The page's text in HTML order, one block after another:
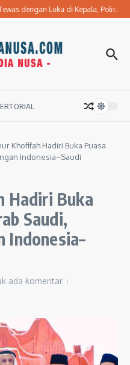
dengan Luka di Kepala, Polisi
Khofifah Hadiri Buka Puasa
Indonesia–Saudi
Hadiri Buka
Saudi,
Indonesia–
ada komentar